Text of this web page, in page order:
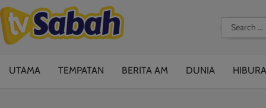
Skip
to
content
Search
for:
UTAMA TEMPATAN BERITA AM DUNIA